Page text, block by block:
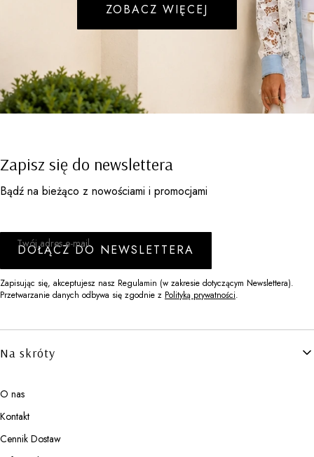
ZOBACZ WIĘCEJ
Zapisz się do newslettera
Bądź na bieżąco z nowościami i promocjami
Twój adres e-mail
DOŁĄCZ DO NEWSLETTERA
Zapisując się, akceptujesz nasz Regulamin (w zakresie dotyczącym Newslettera).
Przetwarzanie danych odbywa się zgodnie z Polityką prywatności.
Linki w stopce
Na skróty
O nas
Kontakt
Cennik Dostaw